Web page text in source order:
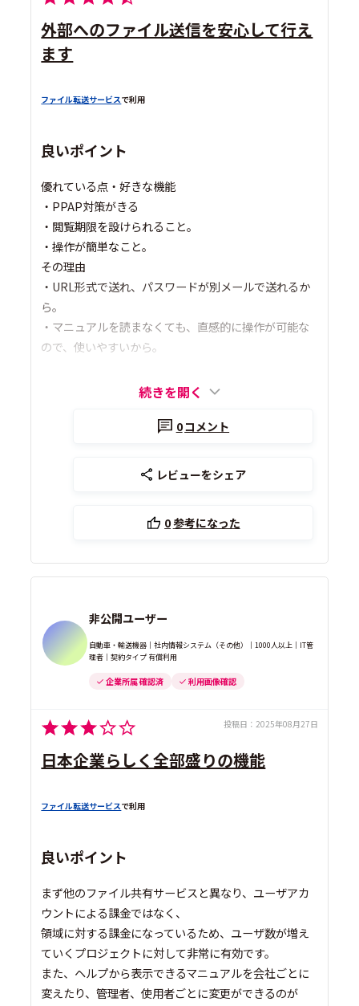
外部へのファイル送信を安心して行え
ます
ファイル転送サービスで利用
良いポイント
優れている点・好きな機能
・PPAP対策がきる
・閲覧期限を設けられること。
・操作が簡単なこと。
その理由
・URL形式で送れ、パスワードが別メールで送れるか
ら。
・マニュアルを読まなくても、直感的に操作が可能な
ので、使いやすいから。
続きを開く
0コメント
レビューをシェア
0参考になった
非公開ユーザー
自動車・輸送機器｜社内情報システム（その他）｜1000人以上｜IT管
理者｜契約タイプ 有償利用
企業所属 確認済 利用画像確認
投稿日： 2025年08月27日
日本企業らしく全部盛りの機能
ファイル転送サービスで利用
良いポイント
まず他のファイル共有サービスと異なり、ユーザアカ
ウントによる課金ではなく、
領域に対する課金になっているため、ユーザ数が増え
ていくプロジェクトに対して非常に有効です。
また、ヘルプから表示できるマニュアルを会社ごとに
変えたり、管理者、使用者ごとに変更ができるのが